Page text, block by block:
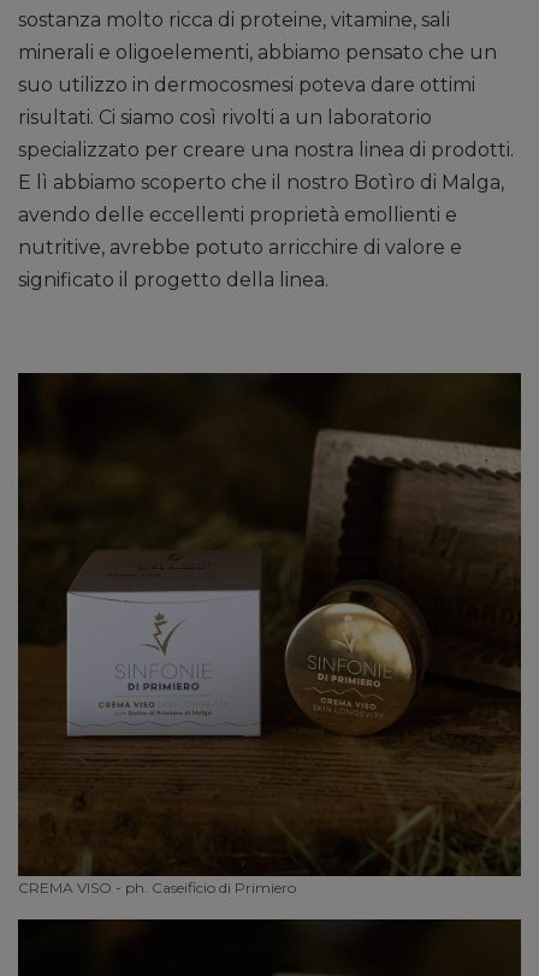
sostanza molto ricca di proteine, vitamine, sali
minerali e oligoelementi, abbiamo pensato che un
suo utilizzo in dermocosmesi poteva dare ottimi
risultati. Ci siamo così rivolti a un laboratorio
specializzato per creare una nostra linea di prodotti.
E lì abbiamo scoperto che il nostro Botìro di Malga,
avendo delle eccellenti proprietà emollienti e
nutritive, avrebbe potuto arricchire di valore e
significato il progetto della linea.
CREMA VISO - ph. Caseificio di Primiero